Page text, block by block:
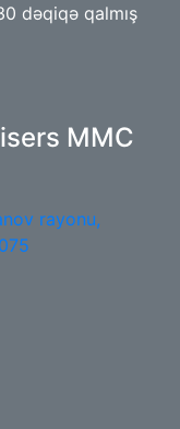
dəqiqə qalmış
MMC
rayonu,